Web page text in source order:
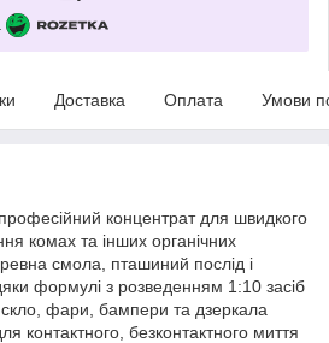
Доставка Оплата Умови
концентрат для швидкого
комах та інших органічних
смола, пташиний послід і
формулі з розведенням 1:10 засіб
фари, бампери та дзеркала
контактного, безконтактного миття